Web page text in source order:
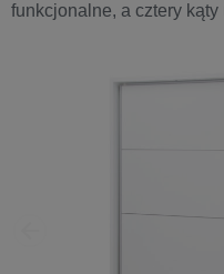
funkcjonalne, a cztery